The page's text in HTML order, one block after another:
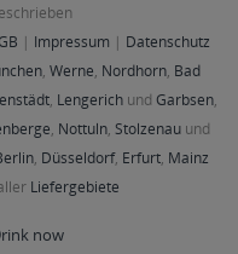
Mühlberg, Pferdingsleben,
Petriroda ,99947 Bad
Kirchheilingen,
Sundhausen,
| Impressum | Datenschutz
, Werne, Nordhorn, Bad
, Lengerichund Garbsen,
, Nottuln, Stolzenau und
, Düsseldorf, Erfurt, Mainz
Liefergebiete
now